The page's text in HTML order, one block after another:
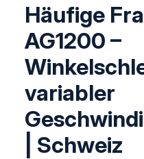
Häufige
AG1200 –
variabler
| Schweiz